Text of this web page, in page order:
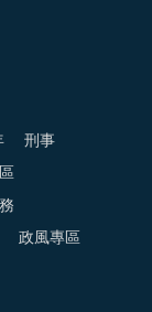
刑事
政風專區